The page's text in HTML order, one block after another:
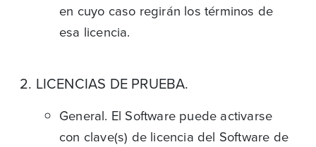
en cuyo caso regirán los términos de
esa licencia.
2. LICENCIAS DE PRUEBA.
General. El Software puede activarse
con clave(s) de licencia del Software de